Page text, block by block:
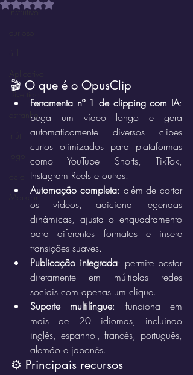
Instrutivo
Divertido
estranho
Marketin'
Avaliado com NaN de 5 estrelas.
🎬 O que é o OpusClip
Ferramenta nº 1 de clipping com IA:
pega um vídeo longo e gera
automaticamente diversos clipes
curtos otimizados para plataformas
como YouTube Shorts, TikTok,
Instagram Reels e outras.
Automação completa: além de cortar
os vídeos, adiciona legendas
dinâmicas, ajusta o enquadramento
para diferentes formatos e insere
transições suaves.
Publicação integrada: permite postar
diretamente em múltiplas redes
sociais com apenas um clique.
Suporte multilíngue: funciona em
mais de 20 idiomas, incluindo
inglês, espanhol, francês, português,
alemão e japonês.
⚙️ Principais recursos